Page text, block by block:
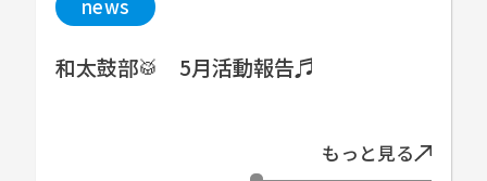
news
和太鼓部🥁 5月活動報告♬
もっと見る